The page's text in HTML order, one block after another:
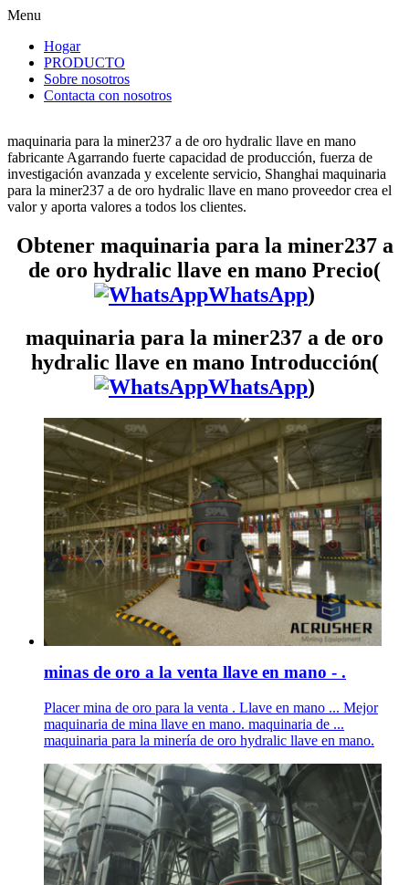
Menu
Hogar
PRODUCTO
Sobre nosotros
Contacta con nosotros
maquinaria para la miner237 a de oro hydralic llave en mano
fabricante Agarrando fuerte capacidad de producción, fuerza de
investigación avanzada y excelente servicio, Shanghai maquinaria
para la miner237 a de oro hydralic llave en mano proveedor crea el
valor y aporta valores a todos los clientes.
Obtener maquinaria para la miner237 a
de oro hydralic llave en mano Precio(
WhatsApp)
maquinaria para la miner237 a de oro
hydralic llave en mano Introducción(
WhatsApp)
minas de oro a la venta llave en mano - .
Placer mina de oro para la venta . Llave en mano ... Mejor
maquinaria de mina llave en mano. maquinaria de ...
maquinaria para la minería de oro hydralic llave en mano.